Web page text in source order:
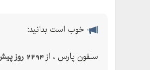
خوب است بدانید:
سلفون پارس ، از 2294 روز پیش